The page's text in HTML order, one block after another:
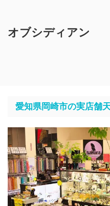
オブシディアン
愛知県岡崎市の実店舗